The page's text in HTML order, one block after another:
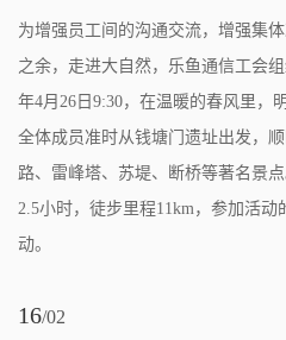
为增强员工间的沟通交流，增强集
之余，走进大自然，乐鱼通信工会
年4月26日9:30，在温暖的春风里，
全体成员准时从钱塘门遗址出发，
路、雷峰塔、苏堤、断桥等著名景
2.5小时，徒步里程11km，参加活
动。
16/02